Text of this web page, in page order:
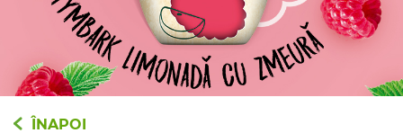
ÎNAPOI